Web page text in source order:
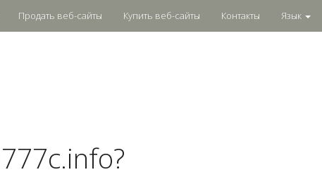
Продать веб-сайты Купить веб-сайты Контакты Язык